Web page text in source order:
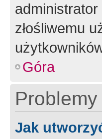
administrator
złośliwemu
Góra
Jak